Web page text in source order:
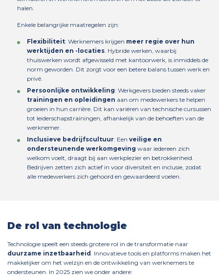
halen.
Enkele belangrijke maatregelen zijn:
Flexibiliteit: Werknemers krijgen meer regie over hun
werktijden en -locaties . Hybride werken, waarbij
thuiswerken wordt afgewisseld met kantoorwerk, is inmiddels de
norm geworden. Dit zorgt voor een betere balans tussen werk en
privé.
Persoonlijke ontwikkeling: Werkgevers bieden steeds vaker
trainingen en opleidingen aan om medewerkers te helpen
groeien in hun carrière. Dit kan variëren van technische cursussen
tot leiderschapstrainingen, afhankelijk van de behoeften van de
werknemer.
Inclusieve bedrijfscultuur: Een veilige en
ondersteunende werkomgeving waar iedereen zich
welkom voelt, draagt bij aan werkplezier en betrokkenheid.
Bedrijven zetten zich actief in voor diversiteit en inclusie, zodat
alle medewerkers zich gehoord en gewaardeerd voelen.
De rol van technologie
Technologie speelt een steeds grotere rol in de transformatie naar
duurzame inzetbaarheid . Innovatieve tools en platforms maken het
makkelijker om het welzijn en de ontwikkeling van werknemers te
ondersteunen. In 2025 zien we onder andere: